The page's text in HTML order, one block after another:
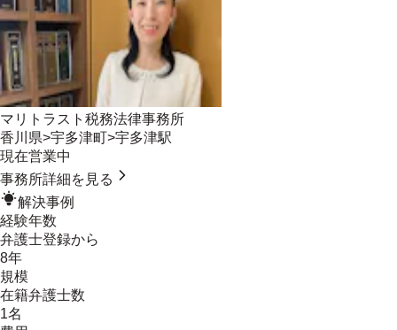
マリトラスト税務法律事務所
香川県>宇多津町>宇多津駅
現在営業中
事務所詳細を見る
解決事例
経験年数
弁護士登録から
8年
規模
在籍弁護士数
1名